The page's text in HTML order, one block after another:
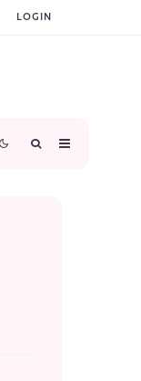
LOGIN